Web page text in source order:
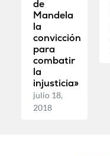
de
Mandela
la
convicción
para
combatir
la
injusticia»
julio 18,
2018